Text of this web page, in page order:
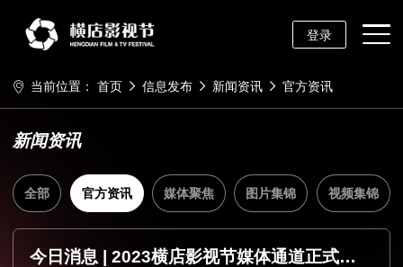
登录
当前位置：首页 信息发布 新闻资讯 官方资讯
新闻资讯
全部 官方资讯 媒体聚焦 图片集锦 视频集锦
今日消息 | 2023横店影视节媒体通道正式开启